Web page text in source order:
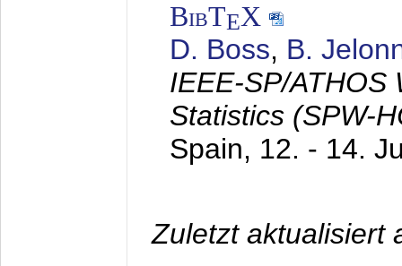
BibTEX
D. Boss, B.
IEEE-SP/ATHOS
Statistics (SPW-
Spain, 12. - 14.
Zuletzt aktualisiert